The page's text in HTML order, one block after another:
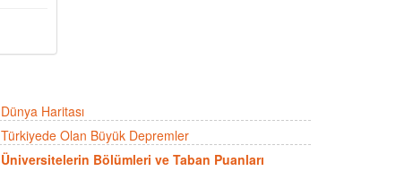
Dünya Haritası
Türkiyede Olan Büyük Depremler
Üniversitelerin Bölümleri ve Taban Puanları